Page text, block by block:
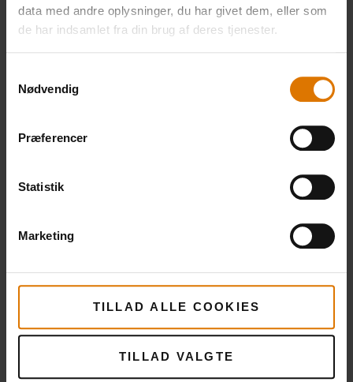
data med andre oplysninger, du har givet dem, eller som
de har indsamlet fra din brug af deres tjenester.
Nødvendig
Præferencer
Statistik
Marketing
TILLAD ALLE COOKIES
TILLAD VALGTE